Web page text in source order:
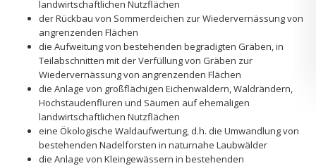
landwirtschaftlichen Nutzflächen
der Rückbau von Sommerdeichen zur Wiedervernässung von
angrenzenden Flächen
die Aufweitung von bestehenden begradigten Gräben, in
Teilabschnitten mit der Verfüllung von Gräben zur
Wiedervernässung von angrenzenden Flächen
die Anlage von großflächigen Eichenwäldern, Waldrändern,
Hochstaudenfluren und Säumen auf ehemaligen
landwirtschaftlichen Nutzflächen
eine Ökologische Waldaufwertung, d.h. die Umwandlung von
bestehenden Nadelforsten in naturnahe Laubwälder
die Anlage von Kleingewässern in bestehenden